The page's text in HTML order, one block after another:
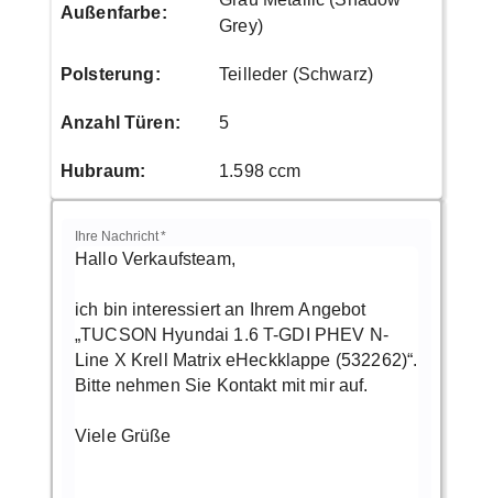
Außenfarbe:
Grey)
Polsterung: Teilleder (Schwarz)
Anzahl Türen: 5
Hubraum: 1.598 ccm
Ihre Nachricht*